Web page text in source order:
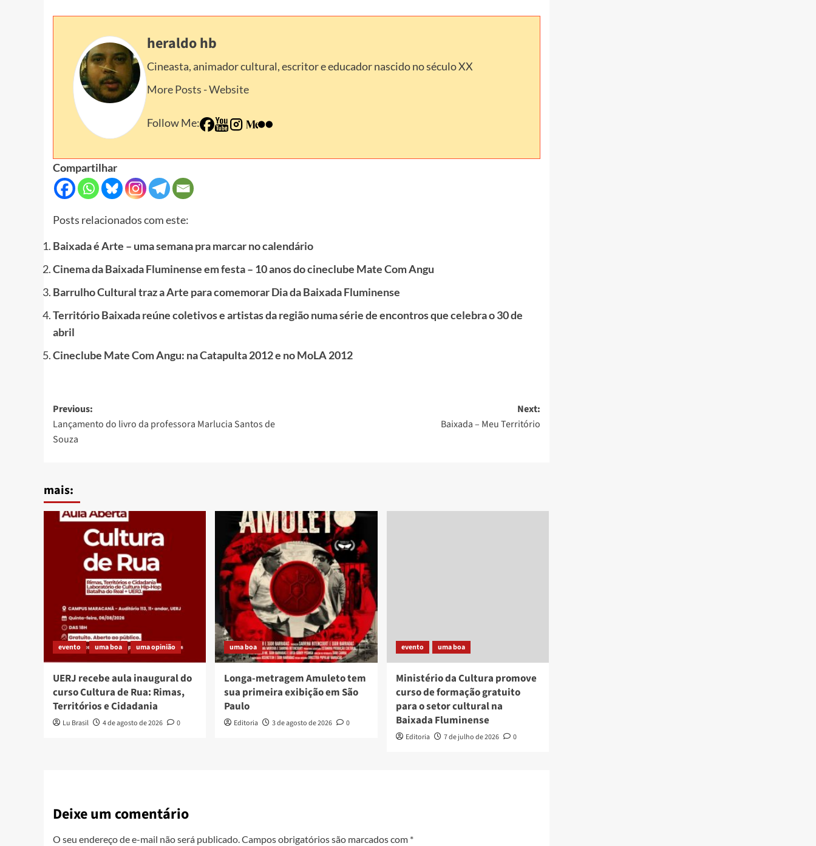
heraldo hb
Cineasta, animador cultural, escritor e educador nascido no século XX
More Posts -Website
Follow Me:
Compartilhar
Posts relacionados com este:
Baixada é Arte – uma semana pra marcar no calendário
Cinema da Baixada Fluminense em festa – 10 anos do cineclube Mate Com Angu
Barrulho Cultural traz a Arte para comemorar Dia da Baixada Fluminense
Território Baixada reúne coletivos e artistas da região numa série de encontros que celebra o 30 de
abril
Cineclube Mate Com Angu: na Catapulta 2012 e no MoLA 2012
Post
navigation
Previous:
Lançamento do livro da professora Marlucia Santos de
Souza
Next:
Baixada – Meu Território
mais:
evento uma boa uma opinião
UERJ recebe aula inaugural do
curso Cultura de Rua: Rimas,
Territórios e Cidadania
Lu Brasil 4 de agosto de 2026 0
uma boa
Longa-metragem Amuleto tem
sua primeira exibição em São
Paulo
Editoria 3 de agosto de 2026 0
evento uma boa
Ministério da Cultura promove
curso de formação gratuito
para o setor cultural na
Baixada Fluminense
Editoria 7 de julho de 2026 0
Deixe um comentário
O seu endereço de e-mail não será publicado.Campos obrigatórios são marcados com *